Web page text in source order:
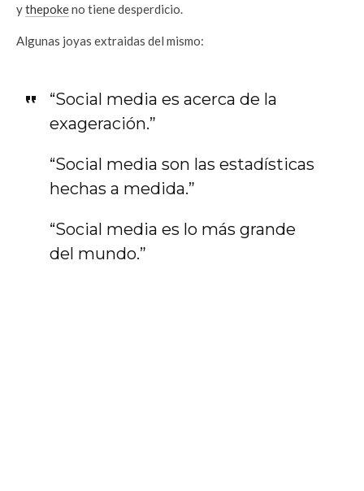
ythepokeno tiene desperdicio.
Algunas joyas extraidas del mismo:
“Social media es acerca de la
exageración.”
“Social media son las estadísticas
hechas a medida.”
“Social media es lo más grande
del mundo.”